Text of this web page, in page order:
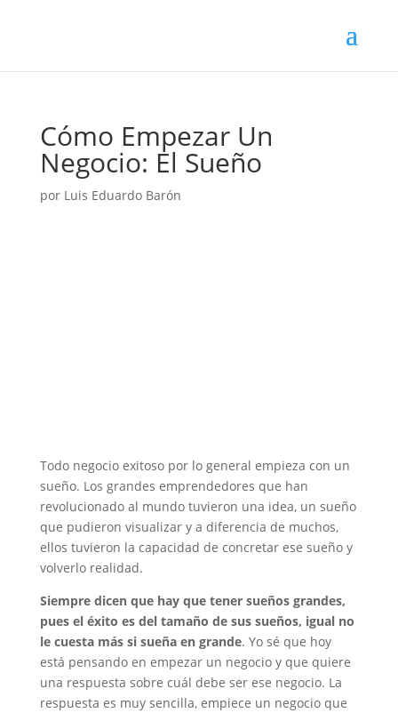
Cómo Empezar Un
Negocio: El Sueño
por Luis Eduardo Barón
Todo negocio exitoso por lo general empieza con un
sueño. Los grandes emprendedores que han
revolucionado al mundo tuvieron una idea, un sueño
que pudieron visualizar y a diferencia de muchos,
ellos tuvieron la capacidad de concretar ese sueño y
volverlo realidad.
Siempre dicen que hay que tener sueños grandes,
pues el éxito es del tamaño de sus sueños, igual no
le cuesta más si sueña en grande. Yo sé que hoy
está pensando en empezar un negocio y que quiere
una respuesta sobre cuál debe ser ese negocio. La
respuesta es muy sencilla, empiece un negocio que